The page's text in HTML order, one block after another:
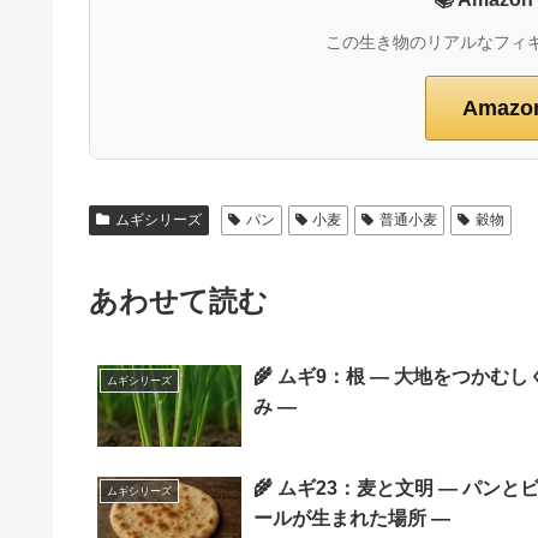
この生き物のリアルなフィ
ムギシリーズ パン 小麦 普通小麦 穀物
あわせて読む
ムギシリーズ
🌾 ムギ9：根 ― 大地をつかむし
み ―
ムギシリーズ
🌾 ムギ23：麦と文明 ― パンとビ
ールが生まれた場所 ―